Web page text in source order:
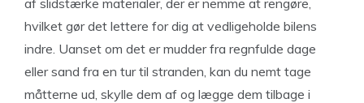
af slidstærke materialer, der er nemme at rengøre,
hvilket gør det lettere for dig at vedligeholde bilens
indre. Uanset om det er mudder fra regnfulde dage
eller sand fra en tur til stranden, kan du nemt tage
måtterne ud, skylle dem af og lægge dem tilbage i